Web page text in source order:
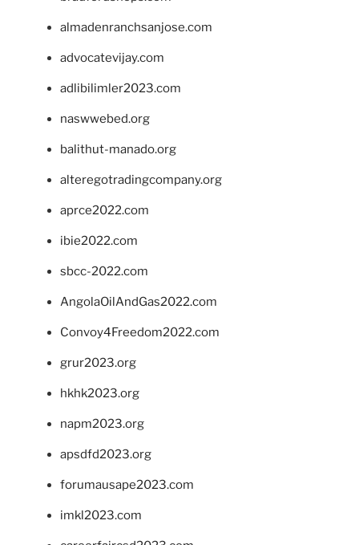
almadenranchsanjose.com
advocatevijay.com
adlibilimler2023.com
naswwebed.org
balithut-manado.org
alteregotradingcompany.org
aprce2022.com
ibie2022.com
sbcc-2022.com
AngolaOilAndGas2022.com
Convoy4Freedom2022.com
grur2023.org
hkhk2023.org
napm2023.org
apsdfd2023.org
forumausape2023.com
imkl2023.com